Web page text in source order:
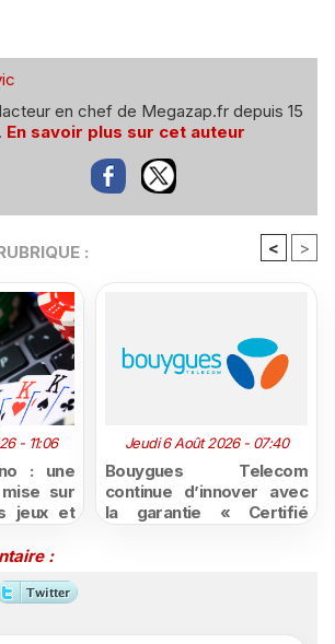
en chef de Megazap.fr depuis 15
En savoir plus sur cet auteur
: < >
- 11:06
: une
sur
jeux et
Jeudi 6 Août 2026 - 07:40
Bouygues Telecom
continue d’innover avec
la garantie « Certifié
: